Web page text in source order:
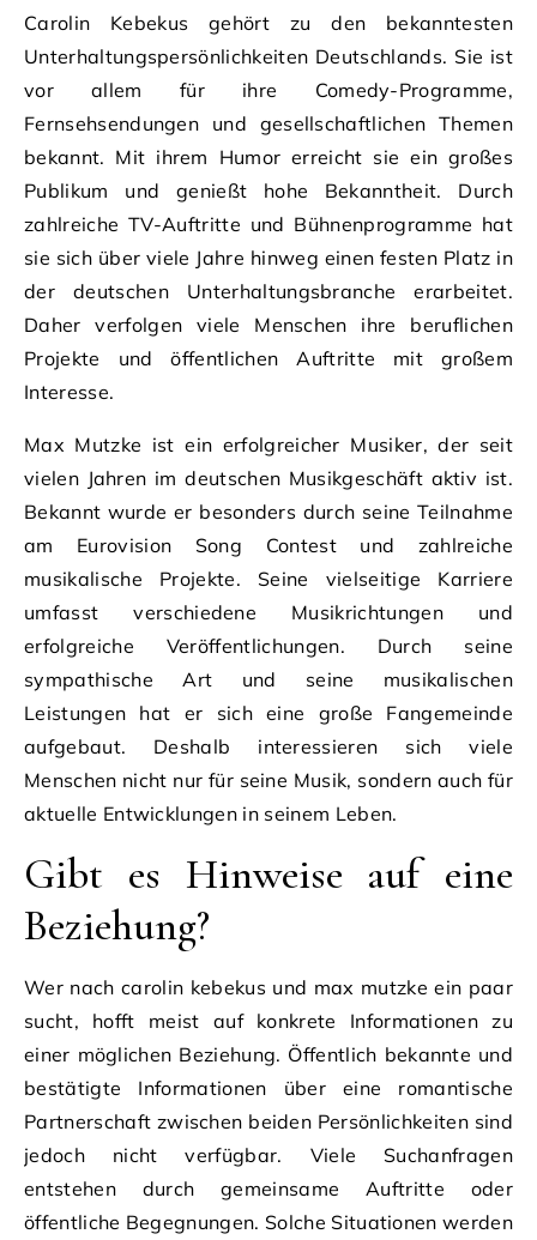
Carolin Kebekus gehört zu den bekanntesten
Unterhaltungspersönlichkeiten Deutschlands. Sie ist
vor allem für ihre Comedy-Programme,
Fernsehsendungen und gesellschaftlichen Themen
bekannt. Mit ihrem Humor erreicht sie ein großes
Publikum und genießt hohe Bekanntheit. Durch
zahlreiche TV-Auftritte und Bühnenprogramme hat
sie sich über viele Jahre hinweg einen festen Platz in
der deutschen Unterhaltungsbranche erarbeitet.
Daher verfolgen viele Menschen ihre beruflichen
Projekte und öffentlichen Auftritte mit großem
Interesse.
Max Mutzke ist ein erfolgreicher Musiker, der seit
vielen Jahren im deutschen Musikgeschäft aktiv ist.
Bekannt wurde er besonders durch seine Teilnahme
am Eurovision Song Contest und zahlreiche
musikalische Projekte. Seine vielseitige Karriere
umfasst verschiedene Musikrichtungen und
erfolgreiche Veröffentlichungen. Durch seine
sympathische Art und seine musikalischen
Leistungen hat er sich eine große Fangemeinde
aufgebaut. Deshalb interessieren sich viele
Menschen nicht nur für seine Musik, sondern auch für
aktuelle Entwicklungen in seinem Leben.
Gibt es Hinweise auf eine
Beziehung?
Wer nach carolin kebekus und max mutzke ein paar
sucht, hofft meist auf konkrete Informationen zu
einer möglichen Beziehung. Öffentlich bekannte und
bestätigte Informationen über eine romantische
Partnerschaft zwischen beiden Persönlichkeiten sind
jedoch nicht verfügbar. Viele Suchanfragen
entstehen durch gemeinsame Auftritte oder
öffentliche Begegnungen. Solche Situationen werden